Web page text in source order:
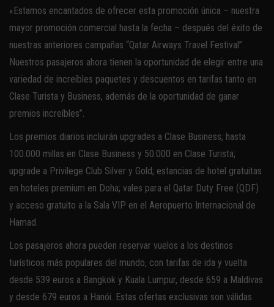
«Estamos encantados de ofrecer esta promoción única – nuestra
mayor promoción comercial hasta la fecha – después del éxito de
nuestras anteriores campañas “Qatar Airways Travel Festival”.
Nuestros pasajeros ahora tienen la oportunidad de elegir entre una
variedad de increíbles paquetes y descuentos en tarifas tanto en
Clase Turista y Business, además de la oportunidad de ganar
premios increíbles”.
Los premios diarios incluirán upgrades a Clase Business; hasta
100.000 millas en Clase Business y 50.000 en Clase Turista;
upgrade a Privilege Club Silver y Gold; estancias de hotel gratuitas
en hoteles premium en Doha; vales para el Qatar Duty Free (QDF)
y acceso gratuito a la Sala VIP en el Aeropuerto Internacional de
Hamad.
Los pasajeros ahora pueden reservar vuelos a los destinos
turísticos más populares del mundo, con tarifas de ida y vuelta
desde 539 euros a Bangkok y Kuala Lumpur, desde 659 a Maldivas
y desde 679 euros a Hanói. Estas ofertas exclusivas son válidas